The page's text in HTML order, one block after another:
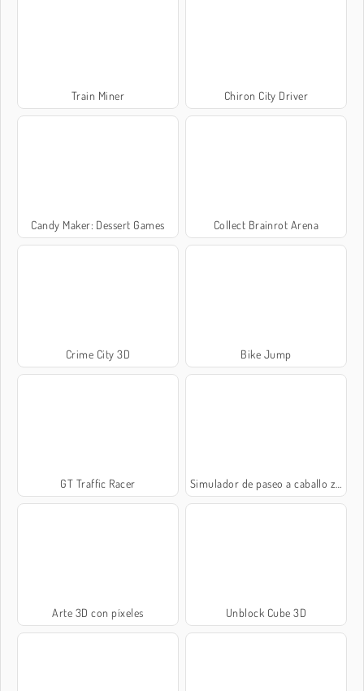
Train Miner Chiron City Driver
Candy Maker: Dessert Games Collect Brainrot Arena
Crime City 3D Bike Jump
GT Traffic Racer Simulador de paseo a caballo zombi
Arte 3D con píxeles Unblock Cube 3D